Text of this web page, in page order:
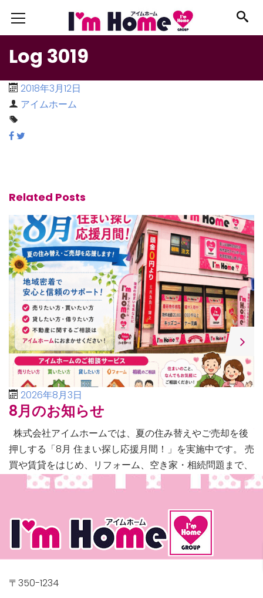
Log 3019
2018年3月12日
アイムホーム
Related Posts
2026年8月3日
8月のお知らせ
株式会社アイムホームでは、夏の住み替えやご売却を後
押しする「8月 住まい探し応援月間！」を実施中です。 売
買や賃貸をはじめ、リフォーム、空き家・相続問題まで、
不動産に関するあらゆるご相談に幅広く対応いたしま […]
〒350-1234